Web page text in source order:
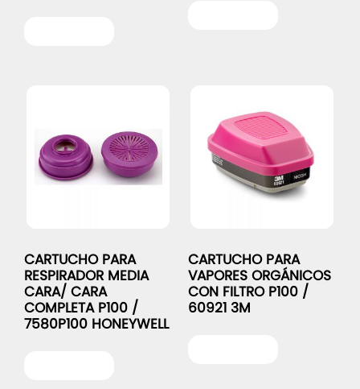
CARTUCHO PARA
RESPIRADOR MEDIA
CARA/ CARA
COMPLETA P100 /
7580P100 HONEYWELL
CARTUCHO PARA
VAPORES ORGÁNICOS
CON FILTRO P100 /
60921 3M